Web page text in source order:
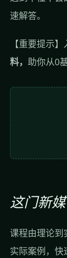
速解答。
【重要提示
料， 助你从0
这门新
课程由理论到
实际案例，快